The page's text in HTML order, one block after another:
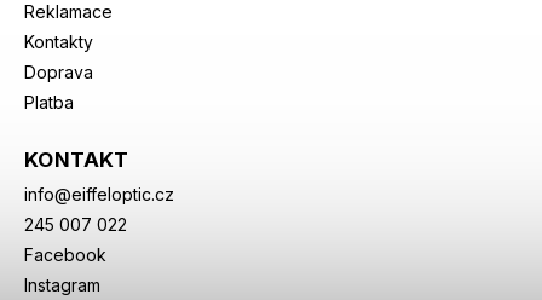
Reklamace
Kontakty
Doprava
Platba
KONTAKT
info@eiffeloptic.cz
245 007 022
Facebook
Instagram